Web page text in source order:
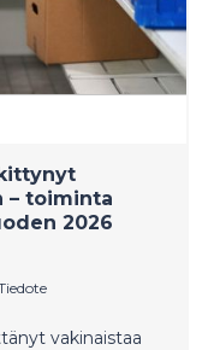
– toiminta
2026
vakinaistaa